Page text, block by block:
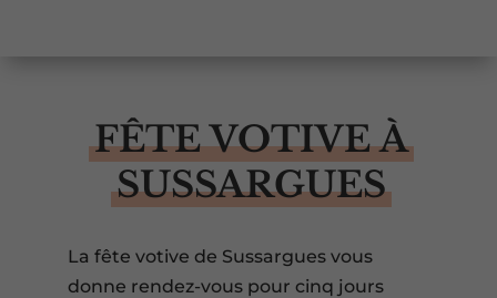
FÊTE VOTIVE À
SUSSARGUES
La fête votive de Sussargues vous
donne rendez-vous pour cinq jours